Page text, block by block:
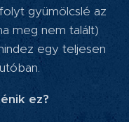
gyümölcslé az
meg nem talált)
egy teljesen
ez?